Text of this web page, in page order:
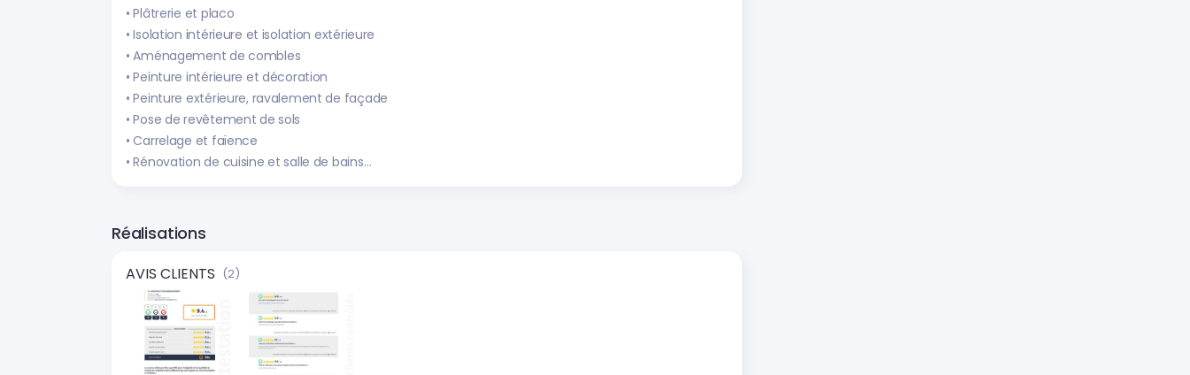
• Plâtrerie et placo
• Isolation intérieure et isolation extérieure
• Aménagement de combles
• Peinture intérieure et décoration
• Peinture extérieure, ravalement de façade
• Pose de revêtement de sols
• Carrelage et faïence
• Rénovation de cuisine et salle de bains…
Réalisations
AVIS CLIENTS (2)